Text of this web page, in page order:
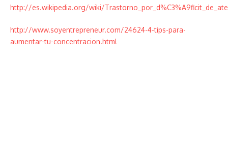
http://es.wikipedia.org/wiki/
http://www.soyentrepreneur.com/24624-4-tips-para-
aumentar-tu-concentracion.html